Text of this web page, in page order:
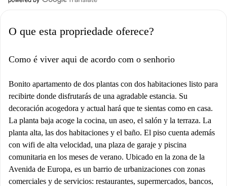
O que esta propriedade oferece?
Como é viver aqui de acordo com o senhorio
Bonito apartamento de dos plantas con dos habitaciones listo para
recibirte donde disfrutarás de una agradable estancia. Su
decoración acogedora y actual hará que te sientas como en casa.
La planta baja acoge la cocina, un aseo, el salón y la terraza. La
planta alta, las dos habitaciones y el baño. El piso cuenta además
con wifi de alta velocidad, una plaza de garaje y piscina
comunitaria en los meses de verano. Ubicado en la zona de la
Avenida de Europa, es un barrio de urbanizaciones con zonas
comerciales y de servicios: restaurantes, supermercados, bancos,